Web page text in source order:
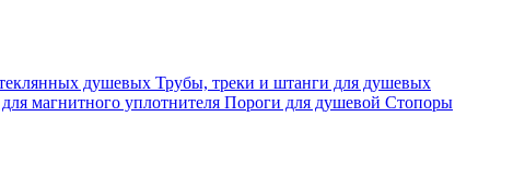
душевых Трубы, треки и штанги для душевых
магнитного уплотнителя Пороги для душевой Стопоры